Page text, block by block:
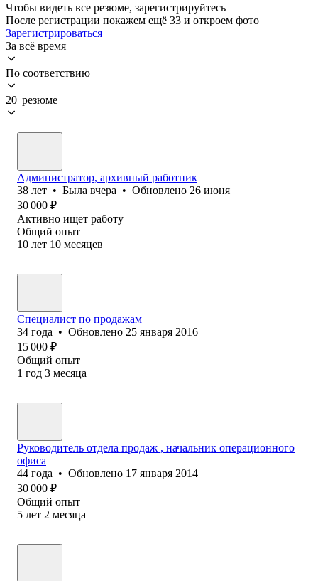
Чтобы видеть все резюме, зарегистрируйтесь
После регистрации покажем ещё 33 и откроем фото
Зарегистрироваться
За всё время
По соответствию
20 резюме
Администратор, архивный работник
38 лет • Была вчера • Обновлено 26 июня
30 000 ₽
Активно ищет работу
Общий опыт
10 лет 10 месяцев
Специалист по продажам
34 года • Обновлено 25 января 2016
15 000 ₽
Общий опыт
1 год 3 месяца
Руководитель отдела продаж , начальник операционного
офиса
44 года • Обновлено 17 января 2014
30 000 ₽
Общий опыт
5 лет 2 месяца